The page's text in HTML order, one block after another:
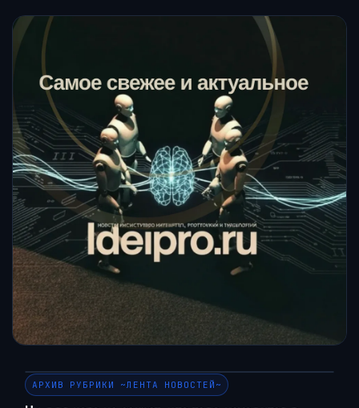
АРХИВ РУБРИКИ ~ЛЕНТА НОВОСТЕЙ~